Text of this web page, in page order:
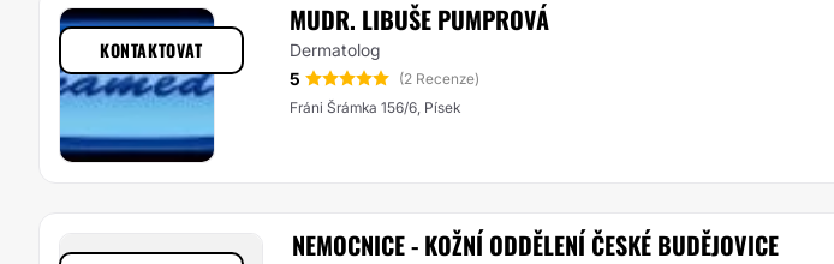
MUDR. LIBUŠE PUMPROVÁ
Dermatolog
5
(2 Recenze)
Fráni Šrámka 156/6, Písek
KONTAKTOVAT
NEMOCNICE - KOŽNÍ ODDĚLENÍ ČESKÉ BUDĚJOVICE